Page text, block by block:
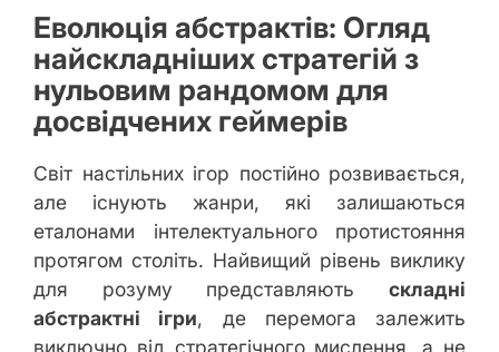
Еволюція абстрактів: Огляд
найскладніших стратегій з
нульовим рандомом для
досвідчених геймерів
Світ настільних ігор постійно розвивається,
але існують жанри, які залишаються
еталонами інтелектуального протистояння
протягом століть. Найвищий рівень виклику
для розуму представляють складні
абстрактні ігри, де перемога залежить
виключно від стратегічного мислення, а не